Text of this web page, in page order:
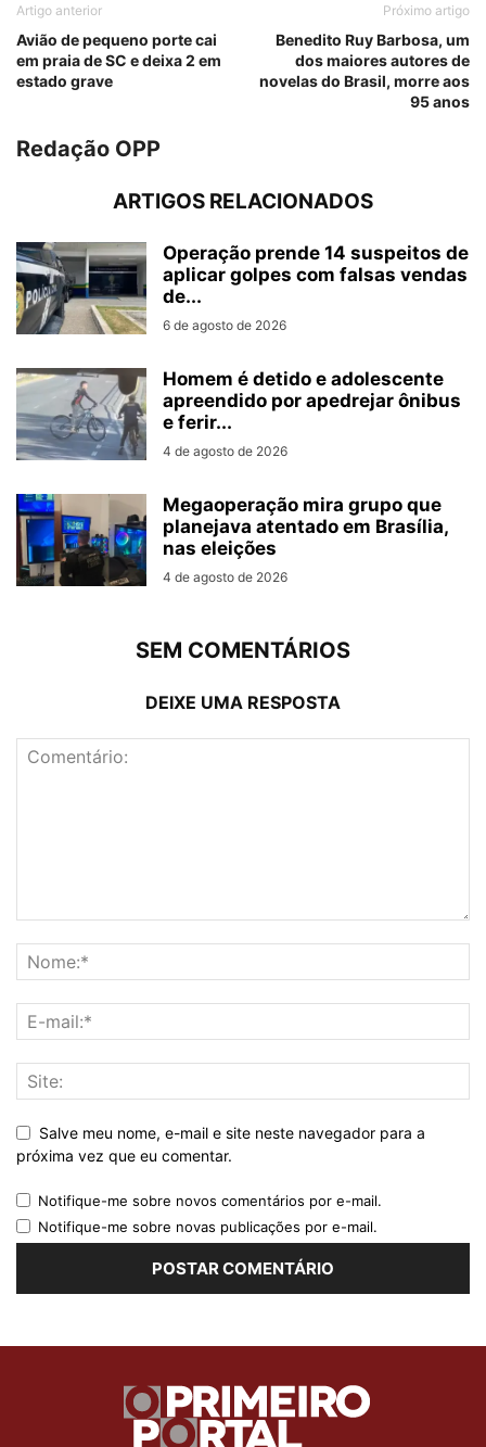
Artigo anterior
Avião de pequeno porte cai
em praia de SC e deixa 2 em
estado grave
Próximo artigo
Benedito Ruy Barbosa, um
dos maiores autores de
novelas do Brasil, morre aos
95 anos
Redação OPP
ARTIGOS RELACIONADOS
Operação prende 14 suspeitos de
aplicar golpes com falsas vendas
de...
6 de agosto de 2026
Homem é detido e adolescente
apreendido por apedrejar ônibus
e ferir...
4 de agosto de 2026
Megaoperação mira grupo que
planejava atentado em Brasília,
nas eleições
4 de agosto de 2026
SEM COMENTÁRIOS
DEIXE UMA RESPOSTA
Salve meu nome, e-mail e site neste navegador para a
próxima vez que eu comentar.
Notifique-me sobre novos comentários por e-mail.
Notifique-me sobre novas publicações por e-mail.